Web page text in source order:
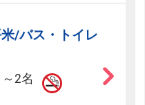
/バス・トイレ
～2名